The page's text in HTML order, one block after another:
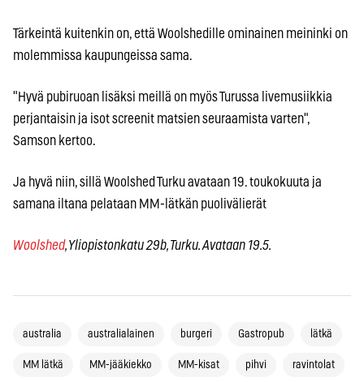
Tärkeintä kuitenkin on, että Woolshedille ominainen meininki on
molemmissa kaupungeissa sama.
"Hyvä pubiruoan lisäksi meillä on myös Turussa livemusiikkia
perjantaisin ja isot screenit matsien seuraamista varten",
Samson kertoo.
Ja hyvä niin, sillä Woolshed Turku avataan 19. toukokuuta ja
samana iltana pelataan MM-lätkän puolivälierät
Woolshed, Yliopistonkatu 29b, Turku. Avataan 19.5.
australia australialainen burgeri Gastropub lätkä
MM lätkä MM-jääkiekko MM-kisat pihvi ravintolat